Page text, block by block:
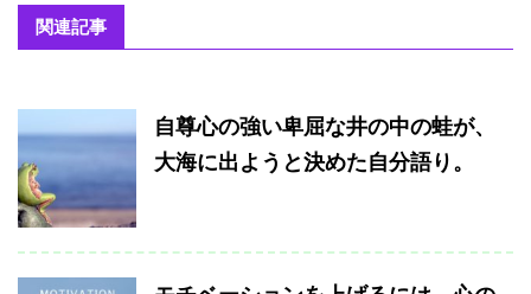
関連記事
自尊心の強い卑屈な井の中の蛙が、
大海に出ようと決めた自分語り。